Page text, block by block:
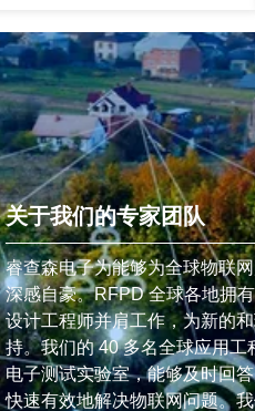
关于我们的专家团队
睿查森电子为能够为全球物联
深感自豪。RFPD 全球各地拥
设计工程师并肩工作，为新的
持。我们的 40 多名全球应用
电子测试实验室，能够及时回
快速有效地解决物联网问题。